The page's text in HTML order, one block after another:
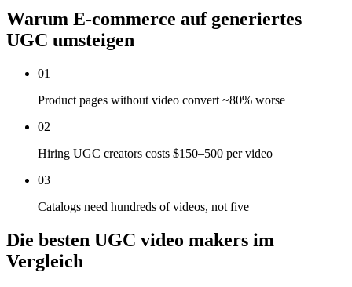
Warum E-commerce auf generiertes
UGC umsteigen
01
Product pages without video convert ~80% worse
02
Hiring UGC creators costs $150–500 per video
03
Catalogs need hundreds of videos, not five
Die besten UGC video makers im
Vergleich